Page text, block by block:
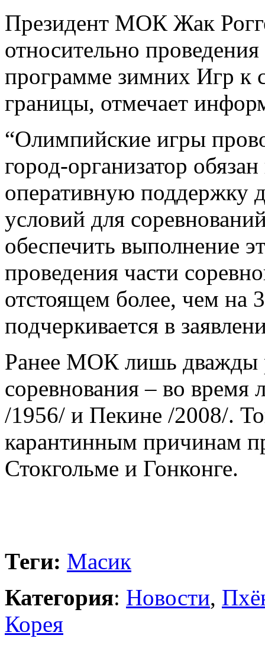
Президент МОК Жак
относительно
программе зимних Игр к
границы, отмечает
“Олимпийские игры
город-организатор
оперативную поддержку
условий для
обеспечить выполнение
проведения части
отстоящем более, чем на
подчеркивается в
Ранее МОК лишь дважды
соревнования – во
/1956/ и Пекине /2008/.
карантинным причинам
Стокгольме и Гонконге.
Теги: Масик
Категория: Новости,
Корея